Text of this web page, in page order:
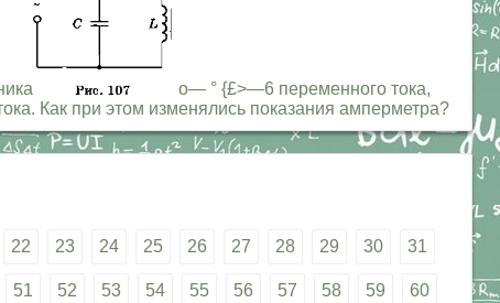
о— ° {£>—6 переменного тока,
Как при этом изменялись показания амперметра?
22 23 24 25 26 27 28 29 30 31
51 52 53 54 55 56 57 58 59 60